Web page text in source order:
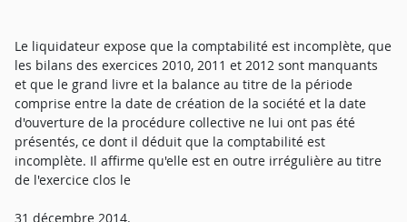
Le liquidateur expose que la comptabilité est incomplète, que
les bilans des exercices 2010, 2011 et 2012 sont manquants
et que le grand livre et la balance au titre de la période
comprise entre la date de création de la société et la date
d'ouverture de la procédure collective ne lui ont pas été
présentés, ce dont il déduit que la comptabilité est
incomplète. Il affirme qu'elle est en outre irrégulière au titre
de l'exercice clos le
31 décembre 2014.